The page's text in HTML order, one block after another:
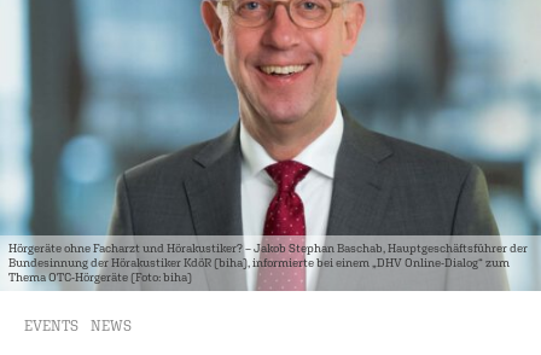
Hörgeräte ohne Facharzt und Hörakustiker? – Jakob Stephan Baschab, Hauptgeschäftsführer der
Bundesinnung der Hörakustiker KdöR (biha), informierte bei einem „DHV Online-Dialog“ zum
Thema OTC-Hörgeräte (Foto: biha)
EVENTS NEWS